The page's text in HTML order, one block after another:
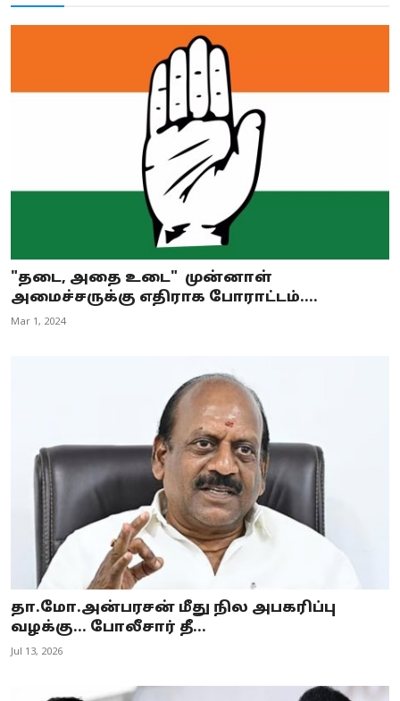
"தடை, அதை உடை" முன்னாள்
அமைச்சருக்கு எதிராக போராட்டம்....
Mar 1, 2024
தா.மோ.அன்பரசன் மீது நில அபகரிப்பு
வழக்கு... போலீசார் தீ...
Jul 13, 2026